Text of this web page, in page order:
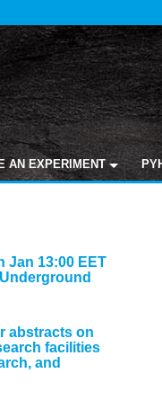
AN EXPERIMENT
Jan 13:00 EET
abstracts on
facilities
and